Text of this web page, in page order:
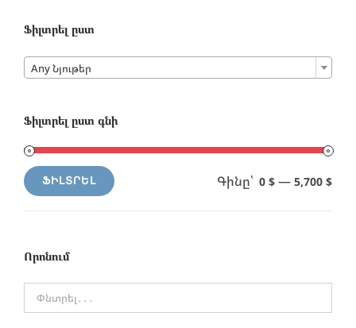
Ֆիլտրել ըստ
Any Նյութեր
Ֆիլտրել ըստ գնի
Min
MaxՖԻԼՏՐԵԼ Գինը՝ 0 $ — 5,700 $
Որոնում